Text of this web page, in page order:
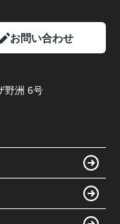
お問い合わせ
野洲 6号